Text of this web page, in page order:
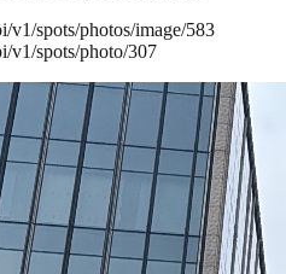
v1/spots/photos/image/583
v1/spots/photo/307